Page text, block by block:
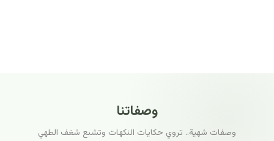
وصفاتنا
وصفات شهية.. تروي حكايات النكهات وتشبع شغف الطهي